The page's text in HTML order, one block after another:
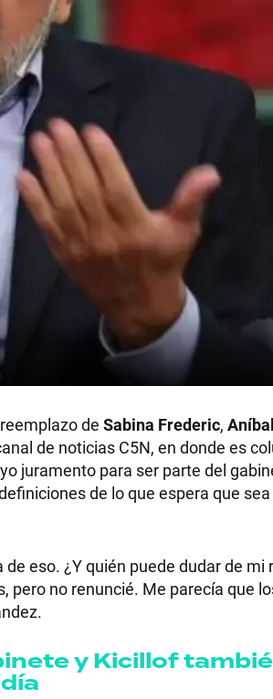
de Sabina Frederic,
de noticias C5N, en donde es
juramento para ser parte del
de lo que espera que
eso. ¿Y quién puede dudar de mi
pero no renuncié. Me parecía que
y Kicillof